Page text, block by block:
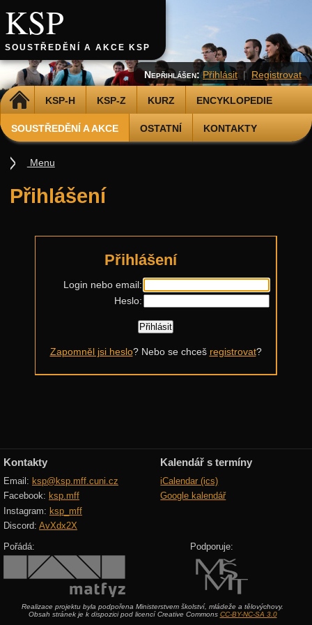
KSP
SOUSTŘEDĚNÍ A AKCE KSP
DOMŮ KSP-H KSP-Z KURZ ENCYKLOPEDIE
SOUSTŘEDĚNÍ A AKCE OSTATNÍ KONTAKTY
Nepřihlášen: Přihlásit | Registrovat
Přihlášení
Přihlášení
Login nebo email:
Heslo:
Zapomněl jsi heslo? Nebo se chceš registrovat?
Menu
Historické akce
Kontakty
Email: ksp@ksp.mff.cuni.cz
Facebook: ksp.mff
Instagram: ksp_mff
Discord: AvXdx2X
Kalendář s termíny
iCalendar (ics)
Google kalendář
Pořádá: Podporuje:
Realizace projektu byla podpořena Ministerstvem školství, mládeže a tělovýchovy.
Obsah stránek je k dispozici pod licencí Creative Commons CC-BY-NC-SA 3.0